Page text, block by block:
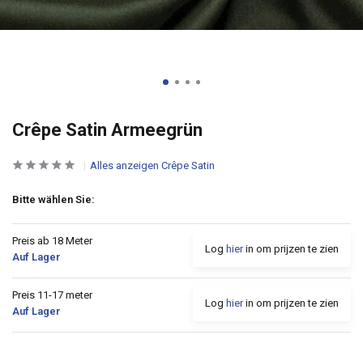
Crêpe Satin Armeegrün
Alles anzeigen Crêpe Satin
Bitte wählen Sie:
Preis ab 18 Meter
Auf Lager
Log hierin om prijzen te zien
Preis 11-17 meter
Auf Lager
Log hierin om prijzen te zien